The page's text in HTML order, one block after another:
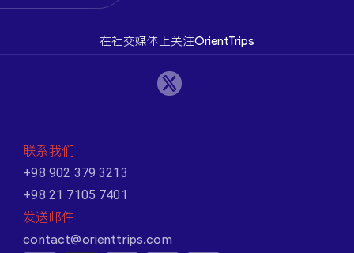
在社交媒体上关注OrientTrips
联系我们
+98 902 379 3213
+98 21 7105 7401
发送邮件
contact@orienttrips.com